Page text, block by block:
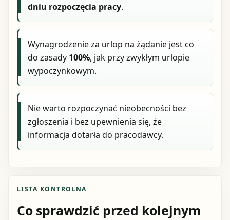
dniu rozpoczęcia pracy.
Wynagrodzenie za urlop na żądanie jest co
do zasady 100%, jak przy zwykłym urlopie
wypoczynkowym.
Nie warto rozpoczynać nieobecności bez
zgłoszenia i bez upewnienia się, że
informacja dotarła do pracodawcy.
LISTA KONTROLNA
Co sprawdzić przed kolejnym